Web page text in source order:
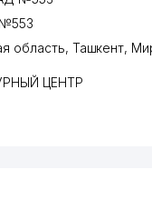
область, Ташкент,
ЦЕНТР